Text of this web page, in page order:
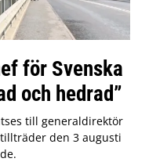
för Svenska
och hedrad”
till generaldirektör
den 3 augusti